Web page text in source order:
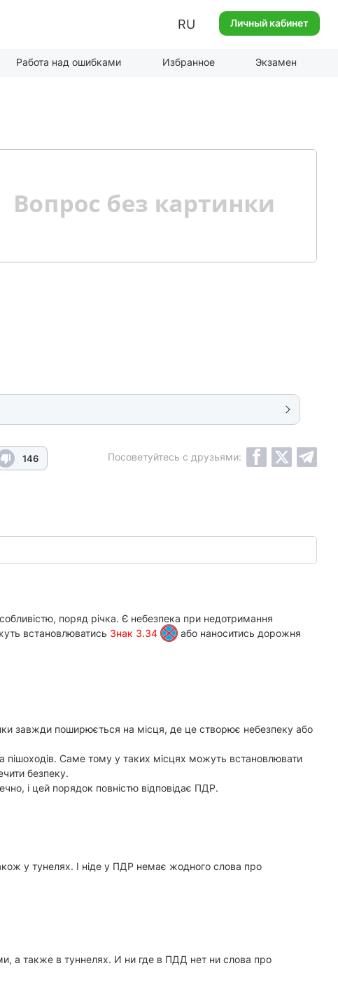
RU Личный кабинет
Работа над ошибками Избранное Экзамен
146 Посоветуйтесь с друзьями:
поряд річка. Є небезпека при недотримання
встановлюватись Знак 3.34
або наноситись дорожня
завжди поширюється на місця, де це створює небезпеку або
пішоходів. Саме тому у таких місцях можуть встановлювати
безпеку.
і цей порядок повністю відповідає ПДР.
у тунелях. І ніде у ПДР немає жодного слова про
а также в туннелях. И ни где в ПДД нет ни слова про